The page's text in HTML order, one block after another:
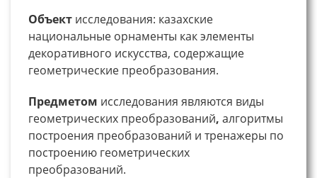
Объект исследования: казахские
национальные орнаменты как элементы
декоративного искусства, содержащие
геометрические преобразования.
Предметом исследования являются виды
геометрических преобразований, алгоритмы
построения преобразований и тренажеры по
построению геометрических
преобразований.